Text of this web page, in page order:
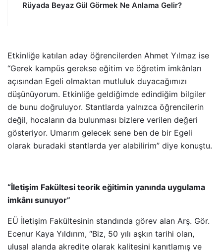
Rüyada Beyaz Gül Görmek Ne Anlama Gelir?
Etkinliğe katılan aday öğrencilerden Ahmet Yılmaz ise
“Gerek kampüs gerekse eğitim ve öğretim imkânları
açısından Egeli olmaktan mutluluk duyacağımızı
düşünüyorum. Etkinliğe geldiğimde edindiğim bilgiler
de bunu doğruluyor. Stantlarda yalnızca öğrencilerin
değil, hocaların da bulunması bizlere verilen değeri
gösteriyor. Umarım gelecek sene ben de bir Egeli
olarak buradaki stantlarda yer alabilirim” diye konuştu.
“İletişim Fakültesi teorik eğitimin yanında uygulama
imkânı sunuyor”
EÜ İletişim Fakültesinin standında görev alan Arş. Gör.
Ecenur Kaya Yıldırım, “Biz, 50 yılı aşkın tarihi olan,
ulusal alanda akredite olarak kalitesini kanıtlamış ve